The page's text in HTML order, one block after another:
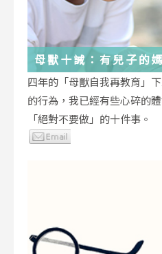
母獸十誡：有兒子的
的十件事
四年的「母獸自我再教育」
的行為，我已經有些心碎的
「絕對不要做」的十件事。